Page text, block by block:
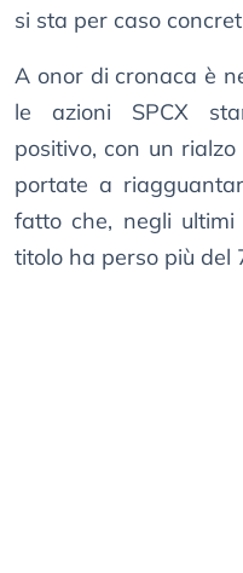
si sta per caso
A onor di cronaca è
le azioni SPCX
positivo, con un
portate a
fatto che, negli
titolo ha perso più del